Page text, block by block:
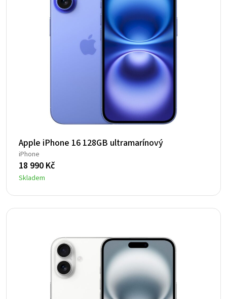
Apple iPhone 16 128GB ultramarínový
iPhone
18 990 Kč
Skladem